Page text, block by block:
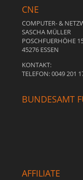
CNE
COMPUTER- &
SASCHA MÜLLER
POSCHFUERHÖHE
45276 ESSEN
KONTAKT:
TELEFON: 0049 201
BUNDESAMT
AFFILIATE